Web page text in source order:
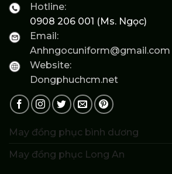
Hotline:
0908 206 001 (Ms. Ngọc)
Email:
Anhngocuniform@gmail.com
Website:
Dongphuchcm.net
May đồng phục bình dương
May đồng phục Long An